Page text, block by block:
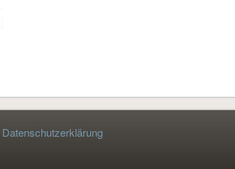
Datenschutzerklärung